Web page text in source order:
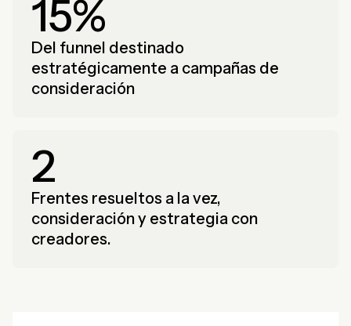
15%
Del funnel destinado
estratégicamente a campañas de
consideración
2
Frentes resueltos a la vez,
consideración y estrategia con
creadores.